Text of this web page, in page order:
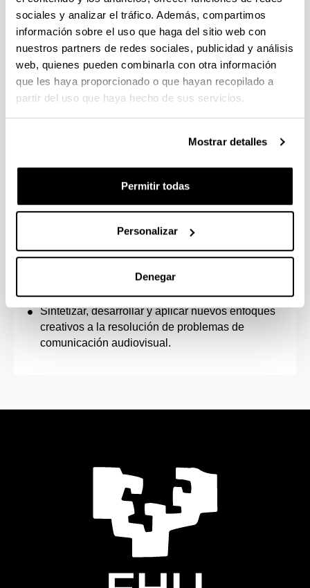
sociales y analizar el tráfico. Además, compartimos
información sobre el uso que haga del sitio web con
nuestros partners de redes sociales, publicidad y análisis
web, quienes pueden combinarla con otra información
que les haya proporcionado o que hayan recopilado a
partir del uso que haya hecho de sus servicios.
Mostrar detalles
Permitir todas
Personalizar
Denegar
Buscar, seleccionar, jerarquizar y analizar
información en distintas fuentes, adaptando su
contenido a diferentes formas y estrategias
narrativas.
Comunicar y exponer, con fluidez, eficacia y de
forma argumentada, proyectos, logros y
resultados del trabajo y la investigación en
diferentes géneros, formatos y medios de
con la participación, gestión y optimización del
trabajo en equipo, aplicando criterios informados
resultados.
Proyectar y diseñar estrategias orientadas a la
identificación de objetivos y a la planificación de
contenidos y procesos de comunicación e
información audiovisual.
Sintetizar, desarrollar y aplicar nuevos enfoques
creativos a la resolución de problemas de
comunicación audiovisual.